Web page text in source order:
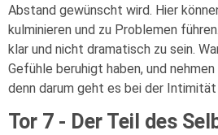
Abstand gewünscht wird. Hier
kulminieren und zu Problemen
klar und nicht dramatisch zu sein.
Gefühle beruhigt haben, und
denn darum geht es bei der Intimität
Tor 7 - Der Teil des